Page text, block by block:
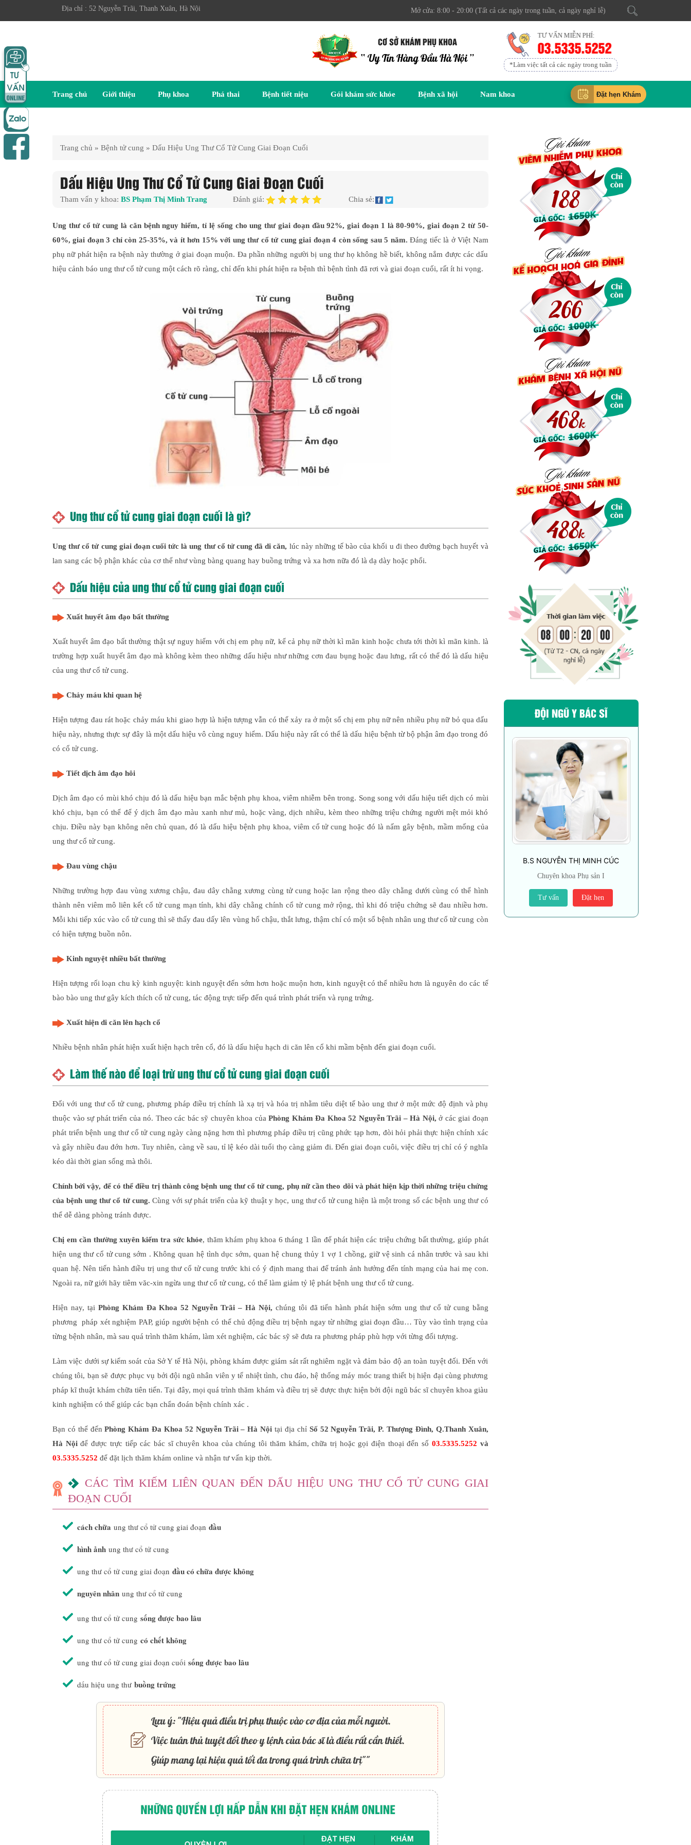
Địa chỉ : 52 Nguyễn Trãi, Thanh Xuân, Hà Nội Mở cửa: 8:00 - 20:00 (Tất cả các ngày trong tuần, cả ngày nghỉ lễ)
CƠ SỞ KHÁM PHỤ KHOA
“ Uy Tín Hàng Đầu Hà Nội ”
TƯ VẤN MIỄN PHÍ:
03.5335.5252
*Làm việc tất cả các ngày trong tuần
Trang chủ Giới thiệu Phụ khoa Phá thai Bệnh tiết niệu Gói khám sức khỏe Bệnh xã hội Nam khoa Đặt hẹn Khám
Trang chủ » Bệnh tử cung » Dấu Hiệu Ung Thư Cổ Tử Cung Giai Đoạn Cuối
Dấu Hiệu Ung Thư Cổ Tử Cung Giai Đoạn Cuối
Tham vấn y khoa: BS Phạm Thị Minh Trang Đánh giá: Chia sẻ:
Ung thư cổ tử cung là căn bệnh nguy hiểm, tỉ lệ sống cho ung thư giai đoạn đầu 92%, giai đoạn 1 là 80-90%, giai đoạn 2 từ 50-
60%, giai đoạn 3 chỉ còn 25-35%, và ít hơn 15% với ung thư cổ tử cung giai đoạn 4 còn sống sau 5 năm.Đáng tiếc là ở Việt Nam
phụ nữ phát hiện ra bệnh này thường ở giai đoạn muộn. Đa phần những người bị ung thư họ không hề biết, không nắm được các dấu
hiệu cảnh báo ung thư cổ tử cung một cách rõ ràng, chỉ đến khi phát hiện ra bệnh thì bệnh tình đã rơi và giai đoạn cuối, rất ít hi vọng.
Ung thư cổ tử cung giai đoạn cuối là gì?
Ung thư cổ tử cung giai đoạn cuối tức là ung thư cổ tử cung đã di căn, lúc này những tế bào của khối u đi theo đường bạch huyết và
lan sang các bộ phận khác của cơ thể như vùng bàng quang hay buồng trứng và xa hơn nữa đó là dạ dày hoặc phổi.
Dấu hiệu của ung thư cổ tử cung giai đoạn cuối
Xuất huyết âm đạo bất thường
Xuất huyết âm đạo bất thường thật sự nguy hiểm với chị em phụ nữ, kể cả phụ nữ thời kì mãn kinh hoặc chưa tới thời kì mãn kinh. là
trường hợp xuất huyết âm đạo mà không kèm theo những dấu hiệu như những cơn đau bụng hoặc đau lưng, rất có thể đó là dấu hiệu
của ung thư cổ tử cung.
Chảy máu khi quan hệ
Hiện tượng đau rát hoặc chảy máu khi giao hợp là hiện tượng vẫn có thể xảy ra ở một số chị em phụ nữ nên nhiều phụ nữ bỏ qua dấu
hiệu này, nhưng thực sự đây là một dấu hiệu vô cùng nguy hiểm. Dấu hiệu này rất có thể là dấu hiệu bệnh từ bộ phận âm đạo trong đó
có cổ tử cung.
Tiết dịch âm đạo hôi
Dịch âm đạo có mùi khó chịu đó là dấu hiệu bạn mắc bệnh phụ khoa, viêm nhiễm bên trong. Song song với dấu hiệu tiết dịch có mùi
khó chịu, bạn có thể để ý dịch âm đạo màu xanh như mủ, hoặc vàng, dịch nhiều, kèm theo những triệu chứng người mệt mỏi khó
chịu. Điều này bạn không nên chủ quan, đó là dấu hiệu bệnh phụ khoa, viêm cổ tử cung hoặc đó là nấm gây bệnh, mầm mống của
ung thư cổ tử cung.
Đau vùng chậu
Những trường hợp đau vùng xương chậu, đau dây chằng xương cùng tử cung hoặc lan rộng theo dây chằng dưới cùng có thể hình
thành nên viêm mô liên kết cổ tử cung mạn tính, khi dây chằng chính cổ tử cung mở rộng, thì khi đó triệu chứng sẽ đau nhiều hơn.
Mỗi khi tiếp xúc vào cổ tử cung thì sẽ thấy đau dấy lên vùng hố chậu, thắt lưng, thậm chí có một số bệnh nhân ung thư cổ tử cung còn
có hiện tượng buồn nôn.
Kinh nguyệt nhiều bất thường
Hiện tượng rối loạn chu kỳ kinh nguyệt: kinh nguyệt đến sớm hơn hoặc muộn hơn, kinh nguyệt có thể nhiều hơn là nguyên do các tế
bào bào ung thư gây kích thích cổ tử cung, tác động trực tiếp đến quá trình phát triển và rụng trứng.
Xuất hiện di căn lên hạch cổ
Nhiều bệnh nhân phát hiện xuất hiện hạch trên cổ, đó là dấu hiệu hạch di căn lên cổ khi mầm bệnh đến giai đoạn cuối.
Làm thế nào để loại trừ ung thư cổ tử cung giai đoạn cuối
Đối với ung thư cổ tử cung, phương pháp điều trị chính là xạ trị và hóa trị nhằm tiêu diệt tế bào ung thư ở một mức độ định và phụ
thuộc vào sự phát triển của nó. Theo các bác sỹ chuyên khoa của Phòng Khám Đa Khoa 52 Nguyễn Trãi – Hà Nội, ở các giai đoạn
phát triển bệnh ung thư cổ tử cung ngày càng nặng hơn thì phương pháp điều trị cũng phức tạp hơn, đòi hỏi phải thực hiện chính xác
và gây nhiều đau đớn hơn. Tuy nhiên, càng về sau, tỉ lệ kéo dài tuổi thọ càng giảm đi. Đến giai đoạn cuôi, việc điều trị chỉ có ý nghĩa
kéo dài thời gian sống mà thôi.
Chính bởi vậy, để có thể điều trị thành công bệnh ung thư cổ tử cung, phụ nữ cần theo dõi và phát hiện kịp thời những triệu chứng
của bệnh ung thư cổ tử cung.Cùng với sự phát triển của kỹ thuật y học, ung thư cổ tử cung hiện là một trong số các bệnh ung thư có
thể dễ dàng phòng tránh được.
Chị em cần thường xuyên kiểm tra sức khỏe, thăm khám phụ khoa 6 tháng 1 lần để phát hiện các triệu chứng bất thường, giúp phát
hiện ung thư cổ tử cung sớm . Không quan hệ tình dục sớm, quan hệ chung thủy 1 vợ 1 chồng, giữ vệ sinh cá nhân trước và sau khi
quan hệ. Nên tiến hành điều trị ung thư cổ tử cung trước khi có ý định mang thai để tránh ảnh hưởng đến tính mạng của hai mẹ con.
Ngoài ra, nữ giới hãy tiêm văc-xin ngừa ung thư cổ tử cung, có thể làm giảm tỷ lệ phát bệnh ung thư cổ tử cung.
Hiện nay, tại Phòng Khám Đa Khoa 52 Nguyễn Trãi – Hà Nội, chúng tôi đã tiến hành phát hiện sớm ung thư cổ tử cung bằng
phương pháp xét nghiệm PAP, giúp người bệnh có thể chủ động điều trị bệnh ngay từ những giai đoạn đầu… Tùy vào tình trạng của
từng bệnh nhân, mà sau quá trình thăm khám, làm xét nghiệm, các bác sỹ sẽ đưa ra phương pháp phù hợp với từng đối tượng.
Làm việc dưới sự kiểm soát của Sở Y tế Hà Nội, phòng khám được giám sát rất nghiêm ngặt và đảm bảo độ an toàn tuyệt đối. Đến với
chúng tôi, bạn sẽ được phục vụ bởi đội ngũ nhân viên y tế nhiệt tình, chu đáo, hệ thống máy móc trang thiết bị hiện đại cùng phương
pháp kĩ thuật khám chữa tiên tiến. Tại đây, mọi quá trình thăm khám và điều trị sẽ được thực hiện bởi đội ngũ bác sĩ chuyên khoa giàu
kinh nghiệm có thể giúp các bạn chẩn đoán bệnh chính xác .
Bạn có thể đến Phòng Khám Đa Khoa 52 Nguyễn Trãi – Hà Nội tại địa chỉSố 52 Nguyễn Trãi, P. Thượng Đình, Q.Thanh Xuân,
Hà Nộiđể được trực tiếp các bác sĩ chuyên khoa của chúng tôi thăm khám, chữa trị hoặc gọi điện thoại đến số 03.5335.5252 và
03.5335.5252 để đặt lịch thăm khám online và nhận tư vấn kịp thời.
CÁC TÌM KIẾM LIÊN QUAN ĐẾN DẤU HIỆU UNG THƯ CỔ TỬ CUNG GIAI
ĐOẠN CUỐI
cách chữa ung thư cổ tử cung giai đoạn đầu
hình ảnh ung thư cổ tử cung
ung thư cổ tử cung giai đoạn đầu có chữa được không
nguyên nhân ung thư cổ tử cung
ung thư cổ tử cung sống được bao lâu
ung thư cổ tử cung có chết không
ung thư cổ tử cung giai đoạn cuối sống được bao lâu
dấu hiệu ung thư buồng trứng
Lưu ý: "Hiệu quả điều trị phụ thuộc vào cơ địa của mỗi người.
Việc tuân thủ tuyệt đối theo y lệnh của bác sĩ là điều rất cần thiết.
Giúp mang lại hiệu quả tối đa trong quá trình chữa trị""
ĐỘI NGŨ Y BÁC SĨ
B.S NGUYỄN THỊ MINH CÚC
Chuyên khoa Phụ sản I
Tư vấn Đặt hẹn